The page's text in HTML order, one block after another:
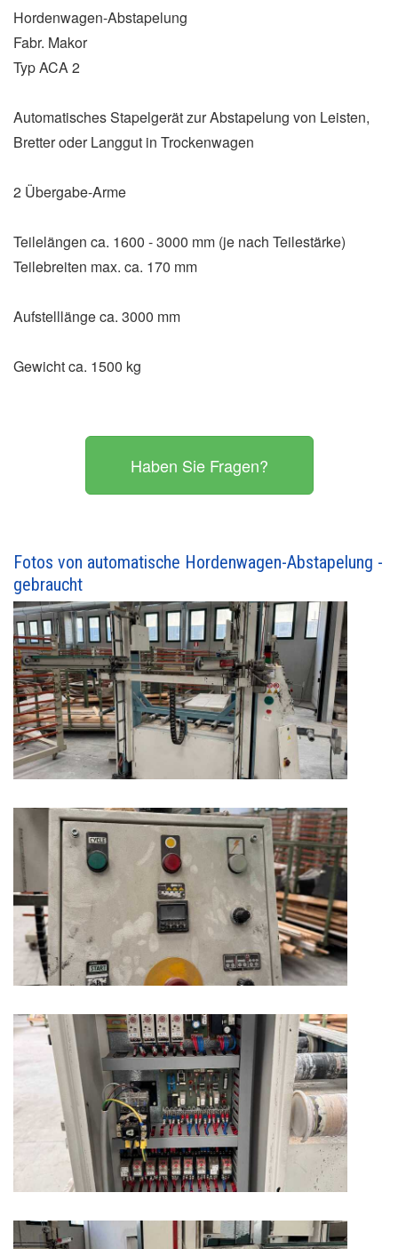
Hordenwagen-Abstapelung
Fabr. Makor
Typ ACA 2
Automatisches Stapelgerät zur Abstapelung von Leisten,
Bretter oder Langgut in Trockenwagen
2 Übergabe-Arme
Teilelängen ca. 1600 - 3000 mm (je nach Teilestärke)
Teilebreiten max. ca. 170 mm
Aufstelllänge ca. 3000 mm
Gewicht ca. 1500 kg
Haben Sie Fragen?
Fotos von automatische Hordenwagen-Abstapelung -
gebraucht